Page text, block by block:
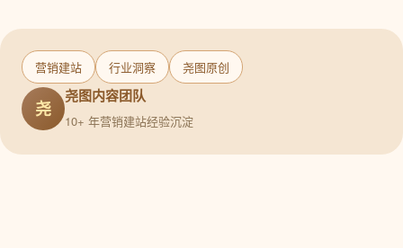
营销建站 行业洞察 尧图原创
尧
尧图内容团队
10+ 年营销建站经验沉淀